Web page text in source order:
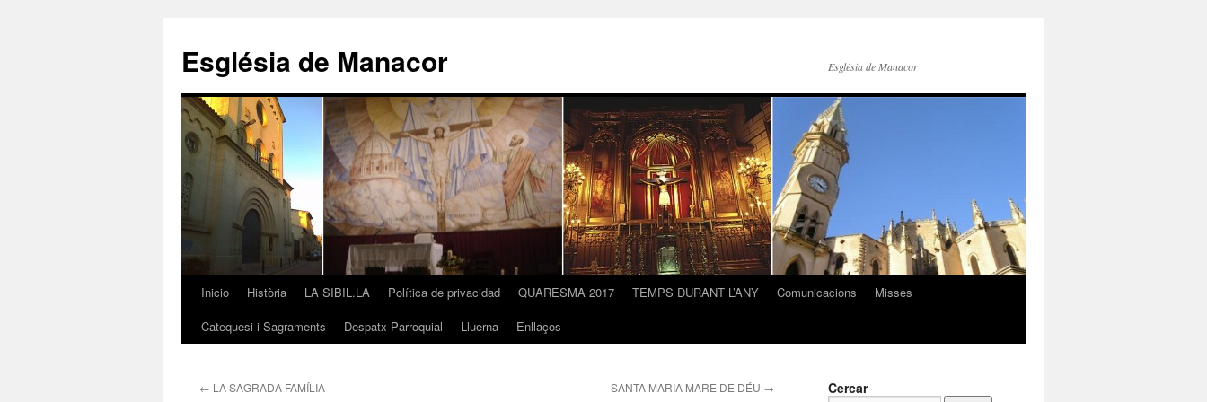
contenido
Església de Manacor Església de Manacor
Inicio Història LA SIBIL.LA Política de privacidad QUARESMA 2017 TEMPS DURANT L’ANY Comunicacions
Misses
Catequesi i Sagraments
Despatx Parroquial Lluerna Enllaços
← LA SAGRADA FAMÍLIA SANTA MARIA MARE DE DÉU → Cercar